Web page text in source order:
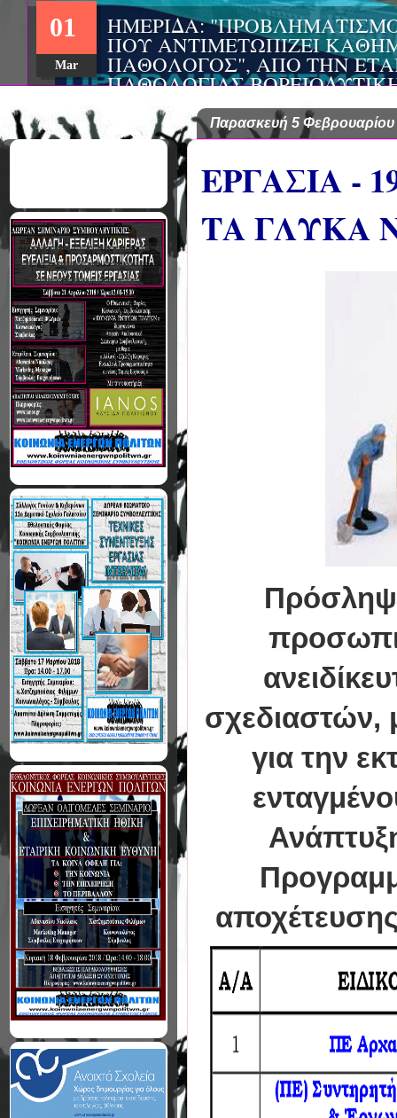
ΗΜΕΡΙΔΑ:
ΠΟΥ ΑΝΤΙΜΕΤΩΠΙΖΕΙ
ΠΑΘΟΛΟΓΟΣ", ΑΠΟ ΤΗΝ
ΠΑΘΟΛΟΓΙΑΣ
ΤΙΣ Α' & Β'
ΚΛΙΝΙΚΕΣ ΠΓΝΙ
01
Mar
Παρασκευή 5 Φεβρουαρίου
ΕΡΓΑΣΙΑ -
ΤΑ ΓΛΥΚΑ
σχεδιαστών,
για την